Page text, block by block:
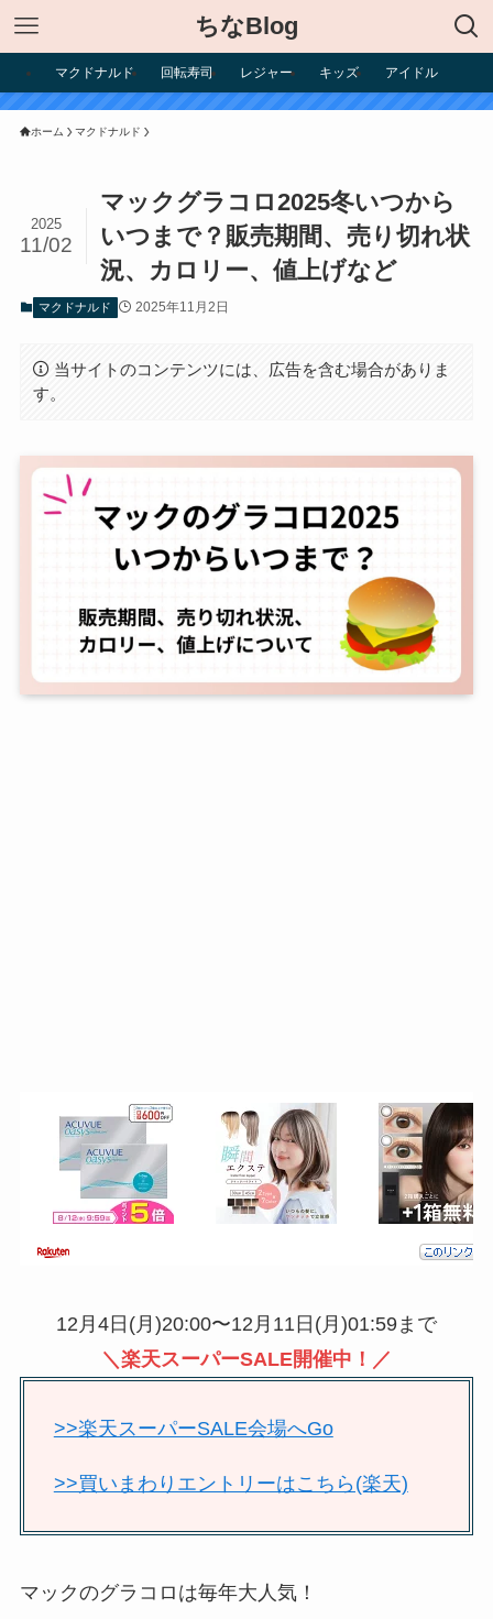
ちなBlog
マクドナルド 回転寿司 レジャー キッズ アイドル
ホーム マクドナルド
マックグラコロ2025冬いつから
いつまで？販売期間、売り切れ状
況、カロリー、値上げなど
2025
11/02
マクドナルド 2025年11月2日
当サイトのコンテンツには、広告を含む場合がありま
す。
12月4日(月)20:00〜12月11日(月)01:59まで
＼楽天スーパーSALE開催中！／
>>楽天スーパーSALE会場へGo
>>買いまわりエントリーはこちら(楽天)
マックのグラコロは毎年大人気！